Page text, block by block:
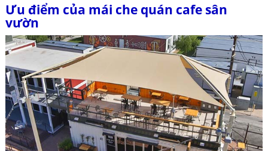
Ưu điểm của mái che quán cafe sân
vườn